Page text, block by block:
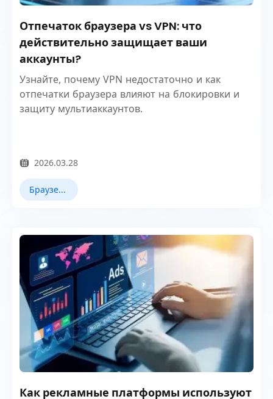
Отпечаток браузера vs VPN: что
действительно защищает ваши
аккаунты?
Узнайте, почему VPN недостаточно и как
отпечатки браузера влияют на блокировки и
защиту мультиаккаунтов.
2026.03.28
Браузерное отпечаток
Как рекламные платформы используют